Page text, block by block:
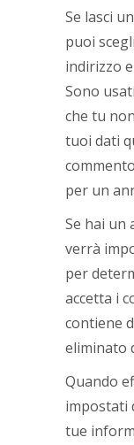
Se lasci
puoi
indirizzo
Sono
che tu
tuoi dati
per un
Se hai un
verrà
per
accetta i
contiene
eliminato
Quando
impostati
tue